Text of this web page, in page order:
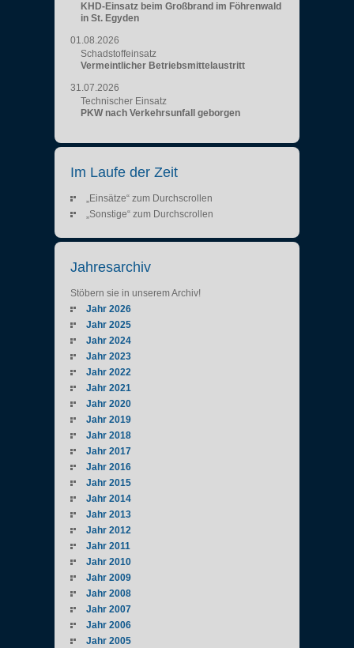
KHD-Einsatz beim Großbrand im Föhrenwald
in St. Egyden
01.08.2026
Schadstoffeinsatz
Vermeintlicher Betriebsmittelaustritt
31.07.2026
Technischer Einsatz
PKW nach Verkehrsunfall geborgen
Im Laufe der Zeit
„Einsätze“ zum Durchscrollen
„Sonstige“ zum Durchscrollen
Jahresarchiv
Stöbern sie in unserem Archiv!
Jahr 2026
Jahr 2025
Jahr 2024
Jahr 2023
Jahr 2022
Jahr 2021
Jahr 2020
Jahr 2019
Jahr 2018
Jahr 2017
Jahr 2016
Jahr 2015
Jahr 2014
Jahr 2013
Jahr 2012
Jahr 2011
Jahr 2010
Jahr 2009
Jahr 2008
Jahr 2007
Jahr 2006
Jahr 2005